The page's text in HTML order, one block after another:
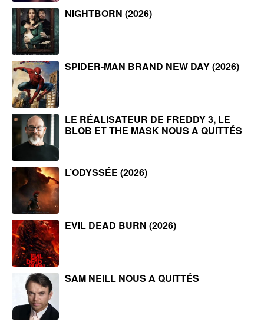
NIGHTBORN (2026)
SPIDER-MAN BRAND NEW DAY (2026)
LE RÉALISATEUR DE FREDDY 3, LE
BLOB ET THE MASK NOUS A QUITTÉS
L’ODYSSÉE (2026)
EVIL DEAD BURN (2026)
SAM NEILL NOUS A QUITTÉS